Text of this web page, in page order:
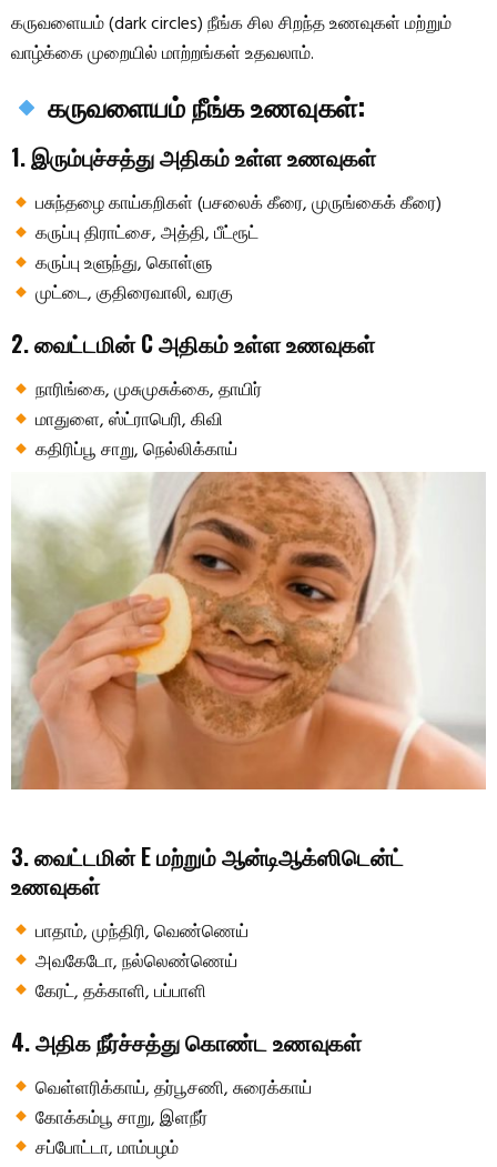
கருவளையம் (dark circles) நீங்க சில சிறந்த உணவுகள் மற்றும்
வாழ்க்கை முறையில் மாற்றங்கள் உதவலாம்.
கருவளையம் நீங்க உணவுகள்:
1. இரும்புச்சத்து அதிகம் உள்ள உணவுகள்
பசுந்தழை காய்கறிகள் (பசலைக் கீரை, முருங்கைக் கீரை)
கருப்பு திராட்சை, அத்தி, பீட்ரூட்
கருப்பு உளுந்து, கொள்ளு
முட்டை, குதிரைவாலி, வரகு
2. வைட்டமின் C அதிகம் உள்ள உணவுகள்
நாரிங்கை, முசுமுசுக்கை, தாயிர்
மாதுளை, ஸ்ட்ராபெரி, கிவி
கதிரிப்பூ சாறு, நெல்லிக்காய்
3. வைட்டமின் E மற்றும் ஆன்டிஆக்ஸிடென்ட்
உணவுகள்
பாதாம், முந்திரி, வெண்ணெய்
அவகேடோ, நல்லெண்ணெய்
கேரட், தக்காளி, பப்பாளி
4. அதிக நீர்ச்சத்து கொண்ட உணவுகள்
வெள்ளரிக்காய், தர்பூசணி, சுரைக்காய்
கோக்கம்பூ சாறு, இளநீர்
சப்போட்டா, மாம்பழம்